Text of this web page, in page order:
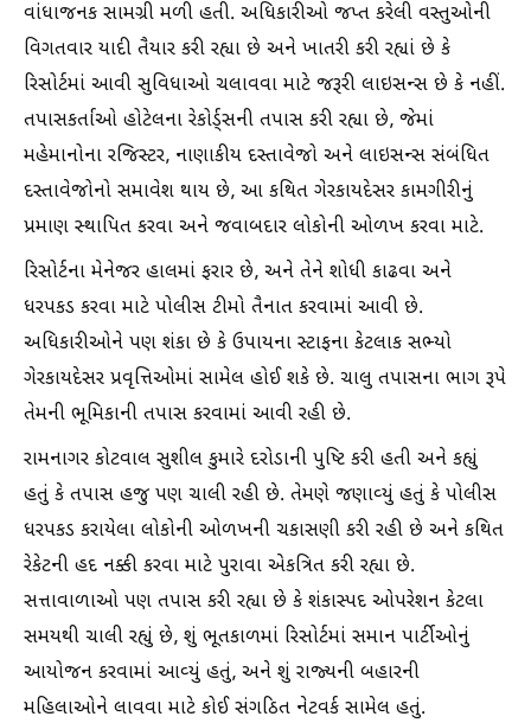
વાંધાજનક સામગ્રી મળી હતી. અધિકારીઓ જપ્ત કરેલી વસ્તુઓની
વિગતવાર યાદી તૈયાર કરી રહ્યા છે અને ખાતરી કરી રહ્યાં છે કે
રિસોર્ટમાં આવી સુવિધાઓ ચલાવવા માટે જરૂરી લાઇસન્સ છે કે નહીં.
તપાસકર્તાઓ હોટેલના રેકોર્ડ્સની તપાસ કરી રહ્યા છે, જેમાં
મહેમાનોના રજિસ્ટર, નાણાકીય દસ્તાવેજો અને લાઇસન્સ સંબંધિત
દસ્તાવેજોનો સમાવેશ થાય છે, આ કથિત ગેરકાયદેસર કામગીરીનું
પ્રમાણ સ્થાપિત કરવા અને જવાબદાર લોકોની ઓળખ કરવા માટે.
રિસોર્ટના મેનેજર હાલમાં ફરાર છે, અને તેને શોધી કાઢવા અને
ધરપકડ કરવા માટે પોલીસ ટીમો તૈનાત કરવામાં આવી છે.
અધિકારીઓને પણ શંકા છે કે ઉપાયના સ્ટાફના કેટલાક સભ્યો
ગેરકાયદેસર પ્રવૃત્તિઓમાં સામેલ હોઈ શકે છે. ચાલુ તપાસના ભાગ રૂપે
તેમની ભૂમિકાની તપાસ કરવામાં આવી રહી છે.
રામનાગર કોટવાલ સુશીલ કુમારે દરોડાની પુષ્ટિ કરી હતી અને કહ્યું
હતું કે તપાસ હજુ પણ ચાલી રહી છે. તેમણે જણાવ્યું હતું કે પોલીસ
ધરપકડ કરાયેલા લોકોની ઓળખની ચકાસણી કરી રહી છે અને કથિત
રેકેટની હદ નક્કી કરવા માટે પુરાવા એકત્રિત કરી રહ્યા છે.
સત્તાવાળાઓ પણ તપાસ કરી રહ્યા છે કે શંકાસ્પદ ઓપરેશન કેટલા
સમયથી ચાલી રહ્યું છે, શું ભૂતકાળમાં રિસોર્ટમાં સમાન પાર્ટીઓનું
આયોજન કરવામાં આવ્યું હતું, અને શું રાજ્યની બહારની
મહિલાઓને લાવવા માટે કોઈ સંગઠિત નેટવર્ક સામેલ હતું.